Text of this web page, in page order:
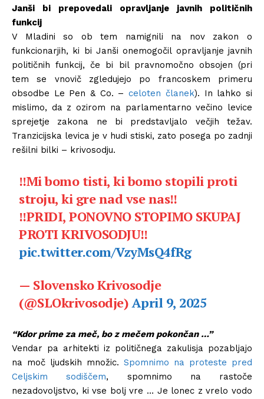
Janši bi prepovedali opravljanje javnih političnih
funkcij
V Mladini so ob tem namignili na nov zakon o
funkcionarjih, ki bi Janši onemogočil opravljanje javnih
političnih funkcij, če bi bil pravnomočno obsojen (pri
tem se vnovič zgledujejo po francoskem primeru
obsodbe Le Pen & Co. –celoten članek). In lahko si
mislimo, da z ozirom na parlamentarno večino levice
sprejetje zakona ne bi predstavljalo večjih težav.
Tranzicijska levica je v hudi stiski, zato posega po zadnji
rešilni bilki – krivosodju.
‼️Mi bomo tisti, ki bomo stopili proti
stroju, ki gre nad vse nas‼️
‼️PRIDI, PONOVNO STOPIMO SKUPAJ
PROTI KRIVOSODJU‼️
pic.twitter.com/VzyMsQ4fRg
— Slovensko Krivosodje
(@SLOkrivosodje)April 9, 2025
“Kdor prime za meč, bo z mečem pokončan …”
Vendar pa arhitekti iz političnega zakulisja pozabljajo
na moč ljudskih množic. Spomnimo na proteste pred
Celjskim sodiščem, spomnimo na rastoče
nezadovoljstvo, ki vse bolj vre … Je lonec z vrelo vodo